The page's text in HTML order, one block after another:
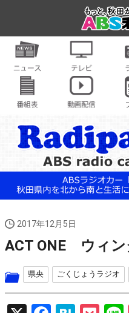
2017年12月5日
ACT ONE ウィン
県央 ごくじょうラジオ